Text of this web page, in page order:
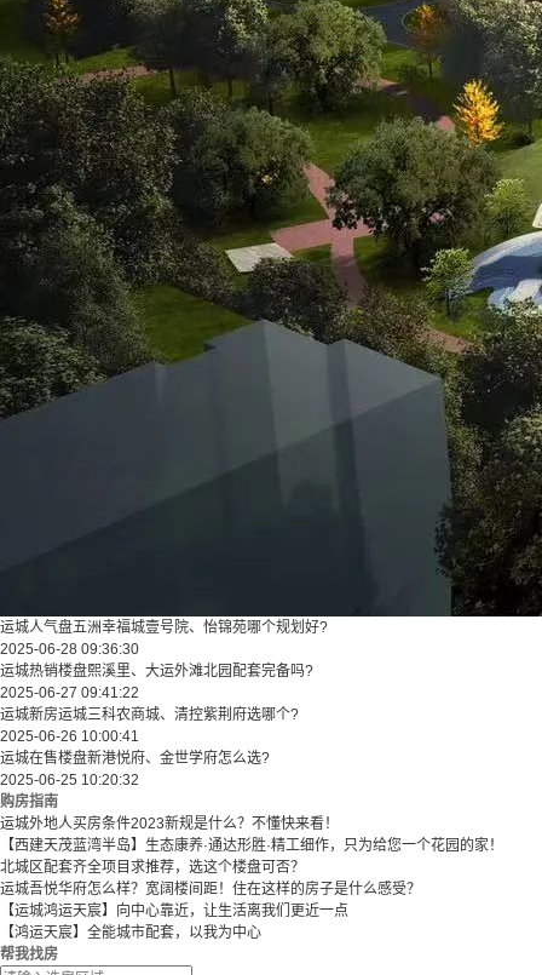
运城人气盘五洲幸福城壹号院、怡锦苑哪个规划好?
2025-06-28 09:36:30
运城热销楼盘熙溪里、大运外滩北园配套完备吗?
2025-06-27 09:41:22
运城新房运城三科农商城、清控紫荆府选哪个?
2025-06-26 10:00:41
运城在售楼盘新港悦府、金世学府怎么选?
2025-06-25 10:20:32
购房指南
运城外地人买房条件2023新规是什么？不懂快来看！
【西建天茂蓝湾半岛】生态康养·通达形胜·精工细作，只为给您一个花园的家！
北城区配套齐全项目求推荐，选这个楼盘可否？
运城吾悦华府怎么样？宽阔楼间距！住在这样的房子是什么感受？
【运城鸿运天宸】向中心靠近，让生活离我们更近一点
【鸿运天宸】全能城市配套，以我为中心
帮我找房